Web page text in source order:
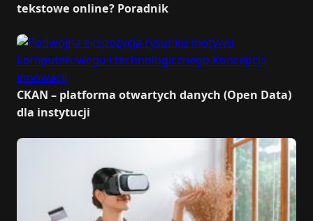
tekstowe online? Poradnik
CKAN – platforma otwartych danych (Open Data)
dla instytucji